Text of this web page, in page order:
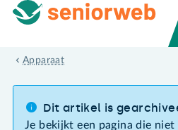
Apparaat
Dit artikel is
Je bekijkt een pagina die